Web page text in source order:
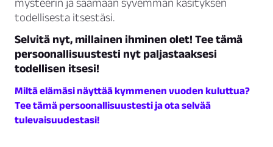
mysteerin ja saamaan syvemmän käsityksen
todellisesta itsestäsi.
Selvitä nyt, millainen ihminen olet! Tee tämä
persoonallisuustesti nyt paljastaaksesi
todellisen itsesi!
Miltä elämäsi näyttää kymmenen vuoden kuluttua?
Tee tämä persoonallisuustesti ja ota selvää
tulevaisuudestasi!